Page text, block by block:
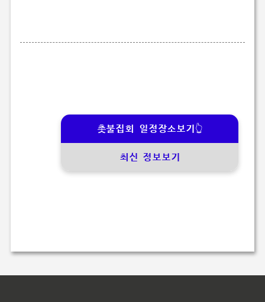
촛불집회 일정장소보기👆
최신 정보보기